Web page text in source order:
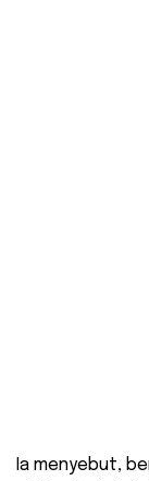
Ia menyebut,